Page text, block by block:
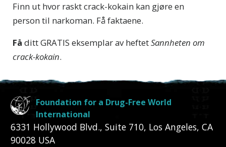
Finn ut hvor raskt crack-kokain kan gjøre en
person til narkoman. Få faktaene.
Få dittGRATIS eksemplar avheftetSannheten om
crack-kokain.
Foundation for a Drug-Free World
International
6331 Hollywood Blvd., Suite 710, Los Angeles, CA
90028 USA